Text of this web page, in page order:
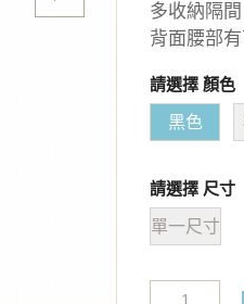
多收納隔
背面腰部
請選擇 顏色
黑色
請選擇 尺寸
單一尺寸